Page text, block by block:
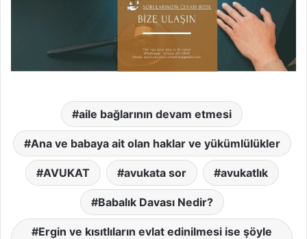
aile bağlarının devam etmesi
Ana ve babaya ait olan haklar ve yükümlülükler
AVUKAT avukata sor avukatlık
Babalık Davası Nedir?
Ergin ve kısıtlıların evlat edinilmesi ise şöyle